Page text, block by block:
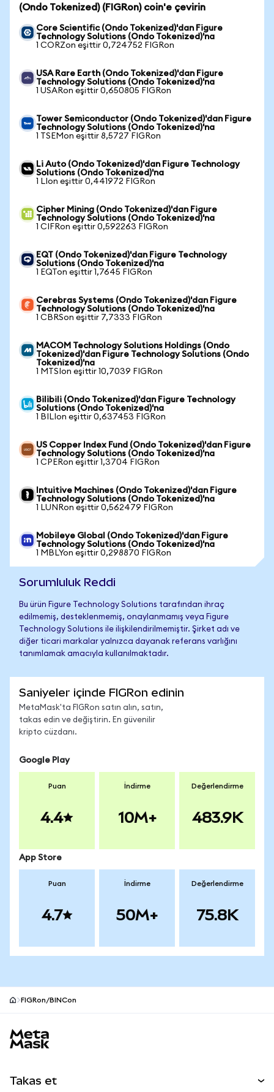
(Ondo Tokenized) (FIGRon) coin'e çevirin
Core Scientific (Ondo Tokenized)'dan Figure
Technology Solutions (Ondo Tokenized)'na
1 CORZon eşittir 0,724752 FIGRon
USA Rare Earth (Ondo Tokenized)'dan Figure
Technology Solutions (Ondo Tokenized)'na
1 USARon eşittir 0,650805 FIGRon
Tower Semiconductor (Ondo Tokenized)'dan Figure
Technology Solutions (Ondo Tokenized)'na
1 TSEMon eşittir 8,5727 FIGRon
Li Auto (Ondo Tokenized)'dan Figure Technology
Solutions (Ondo Tokenized)'na
1 LIon eşittir 0,441972 FIGRon
Cipher Mining (Ondo Tokenized)'dan Figure
Technology Solutions (Ondo Tokenized)'na
1 CIFRon eşittir 0,592263 FIGRon
EQT (Ondo Tokenized)'dan Figure Technology
Solutions (Ondo Tokenized)'na
1 EQTon eşittir 1,7645 FIGRon
Cerebras Systems (Ondo Tokenized)'dan Figure
Technology Solutions (Ondo Tokenized)'na
1 CBRSon eşittir 7,7333 FIGRon
MACOM Technology Solutions Holdings (Ondo
Tokenized)'dan Figure Technology Solutions (Ondo
Tokenized)'na
1 MTSIon eşittir 10,7039 FIGRon
Bilibili (Ondo Tokenized)'dan Figure Technology
Solutions (Ondo Tokenized)'na
1 BILIon eşittir 0,637453 FIGRon
US Copper Index Fund (Ondo Tokenized)'dan Figure
Technology Solutions (Ondo Tokenized)'na
1 CPERon eşittir 1,3704 FIGRon
Intuitive Machines (Ondo Tokenized)'dan Figure
Technology Solutions (Ondo Tokenized)'na
1 LUNRon eşittir 0,562479 FIGRon
Mobileye Global (Ondo Tokenized)'dan Figure
Technology Solutions (Ondo Tokenized)'na
1 MBLYon eşittir 0,298870 FIGRon
Sorumluluk Reddi
Bu ürün Figure Technology Solutions tarafından ihraç
edilmemiş, desteklenmemiş, onaylanmamış veya Figure
Technology Solutions ile ilişkilendirilmemiştir. Şirket adı ve
diğer ticari markalar yalnızca dayanak referans varlığını
tanımlamak amacıyla kullanılmaktadır.
Saniyeler içinde FIGRon edinin
MetaMask'ta FIGRon satın alın, satın,
takas edin ve değiştirin. En güvenilir
kripto cüzdanı.
Google Play
Puan
4.4
İndirme
10M+
Değerlendirme
483.9K
App Store
Puan
4.7
İndirme
50M+
Değerlendirme
75.8K
FIGRon/BINCon
Takas et